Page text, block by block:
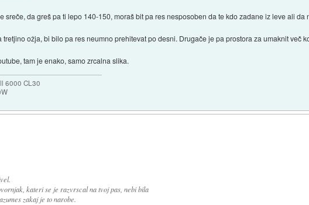
sreče, da greš pa ti lepo 140-150, moraš bit pa res nesposoben da te kdo zadane iz leve ali da
ožja, bi bilo pa res neumno prehitevat po desni. Drugače je pa prostora za umaknit več
tam je enako, samo zrcalna slika.
6000 CL30
kateri se je razvrscal na tvoj pas, nebi bila
zakaj je to narobe.